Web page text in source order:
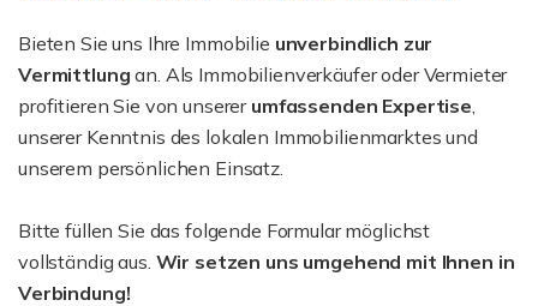
Bieten Sie uns Ihre Immobilie unverbindlich zur
Vermittlung an. Als Immobilienverkäufer oder Vermieter
profitieren Sie von unserer umfassenden Expertise,
unserer Kenntnis des lokalen Immobilienmarktes und
unserem persönlichen Einsatz.
Bitte füllen Sie das folgende Formular möglichst
vollständig aus. Wir setzen uns umgehend mit Ihnen in
Verbindung!